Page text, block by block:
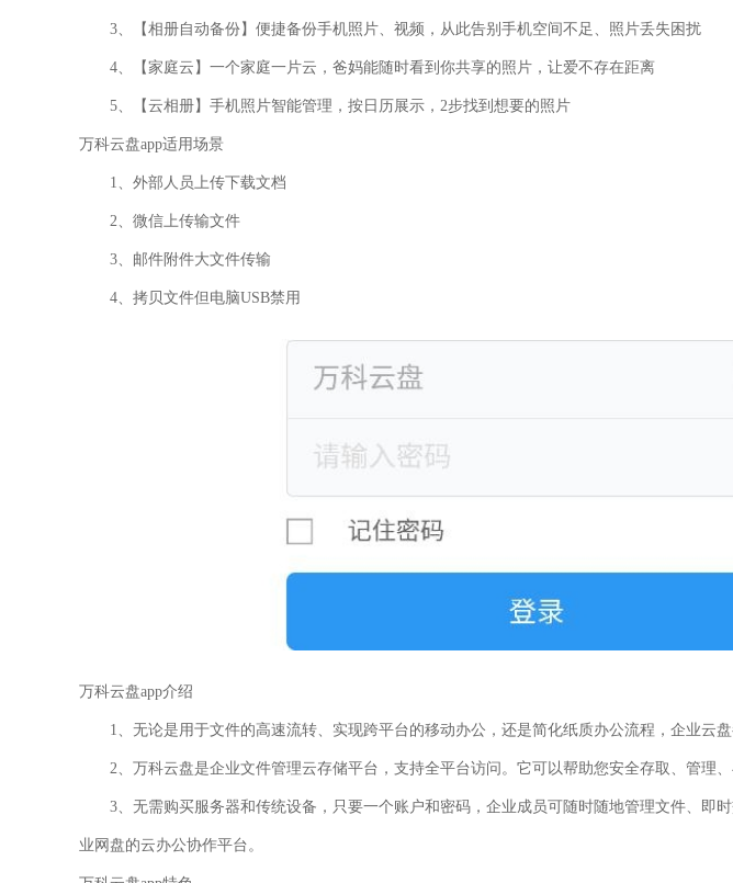
3、【相册自动备份】便捷备份手机照片、视频，从此告别手机空间不足、照片丢失困扰
4、【家庭云】一个家庭一片云，爸妈能随时看到你共享的照片，让爱不存在距离
5、【云相册】手机照片智能管理，按日历展示，2步找到想要的照片
万科云盘app适用场景
1、外部人员上传下载文档
2、微信上传输文件
3、邮件附件大文件传输
4、拷贝文件但电脑USB禁用
万科云盘app介绍
1、无论是用于文件的高速流转、实现跨平台的移动办公，还是简化纸质办公流程，企业云
2、万科云盘是企业文件管理云存储平台，支持全平台访问。它可以帮助您安全存取、管理、
3、无需购买服务器和传统设备，只要一个账户和密码，企业成员可随时随地管理文件、即
业网盘的云办公协作平台。